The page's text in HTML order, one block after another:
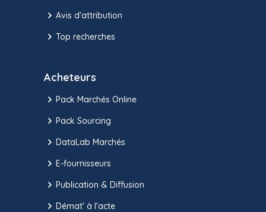
Avis d'attribution
Top recherches
Acheteurs
Pack Marchés Online
Pack Sourcing
DataLab Marchés
E-fournisseurs
Publication & Diffusion
Démat' à l'acte